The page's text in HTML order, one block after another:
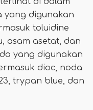
yang digunakan
toluidine
asam asetat, dan
yang digunakan
dioc, noda
trypan blue, dan